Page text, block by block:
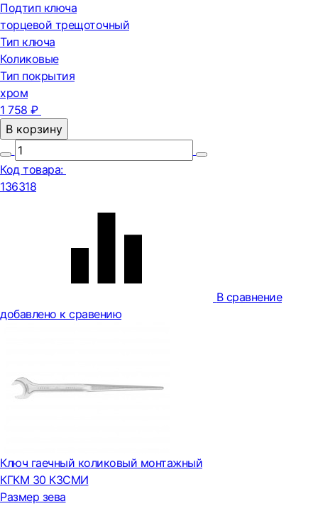
Подтип ключа
торцевой трещоточный
Тип ключа
Коликовые
Тип покрытия
хром
1 758 ₽
В корзину
Код товара:
136318
В сравнение
добавлено к сравению
Ключ гаечный коликовый монтажный
КГКМ 30 КЗСМИ
Размер зева